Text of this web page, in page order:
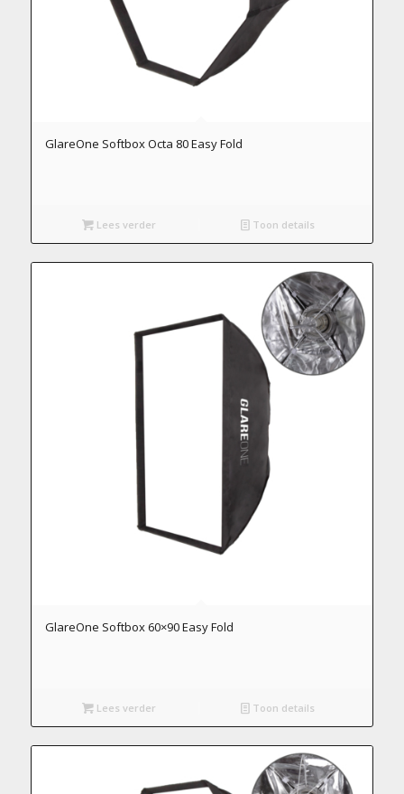
GlareOne Softbox Octa 80 Easy Fold
Lees verder Toon details
GlareOne Softbox 60×90 Easy Fold
Lees verder Toon details